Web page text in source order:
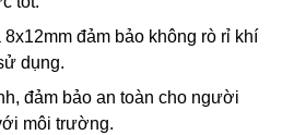
đảm bảo không rò rỉ khí
dụng.
đảm bảo an toàn cho người
môi trường.